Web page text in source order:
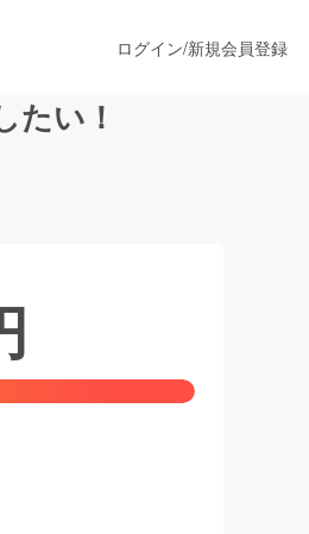
ログイン/新規会員登録
たい！